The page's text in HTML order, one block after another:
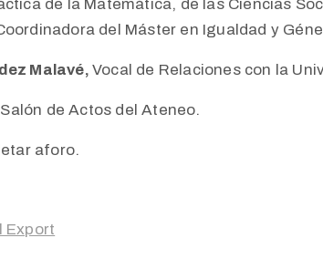
de la Matemática, de las Ciencias
del Máster en Igualdad y
Malavé,Vocal de Relaciones con la
de Actos del Ateneo.
aforo.
Export